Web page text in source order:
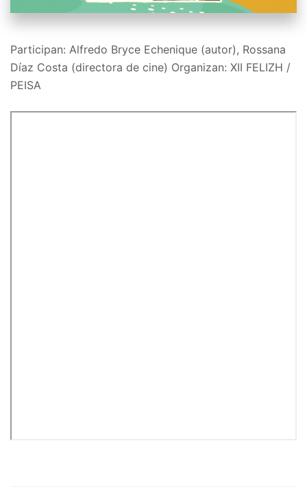
Participan: Alfredo Bryce Echenique (autor), Rossana
Díaz Costa (directora de cine) Organizan: XII FELIZH /
PEISA